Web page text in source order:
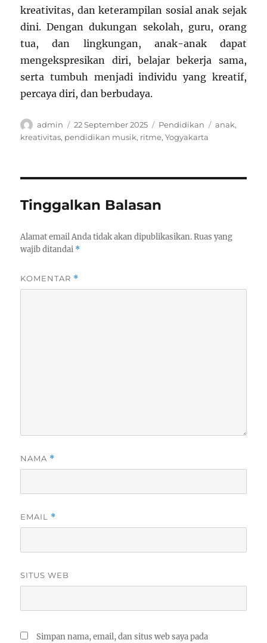
kreativitas, dan keterampilan sosial anak sejak
dini. Dengan dukungan sekolah, guru, orang
tua, dan lingkungan, anak-anak dapat
mengekspresikan diri, belajar bekerja sama,
serta tumbuh menjadi individu yang kreatif,
percaya diri, dan berbudaya.
Author
admin
Posted
on
22 September 2025 Categories
Pendidikan Tags
anak,
kreativitas, pendidikan musik, ritme,Yogyakarta
Tinggalkan Balasan
Alamat email Anda tidak akan dipublikasikan. Ruas yang
wajib ditandai *
KOMENTAR *
NAMA *
EMAIL *
SITUS WEB
Simpan nama, email, dan situs web saya pada